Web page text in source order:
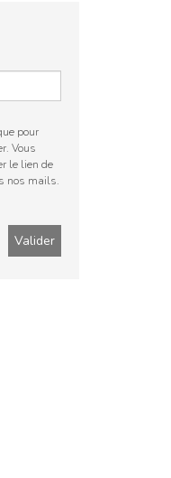
pour
Vous
le lien de
nos mails.